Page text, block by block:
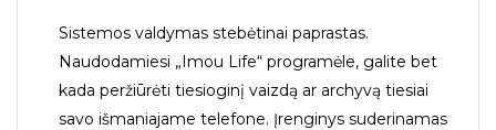
Sistemos valdymas stebėtinai paprastas.
Naudodamiesi „Imou Life“ programėle, galite bet
kada peržiūrėti tiesioginį vaizdą ar archyvą tiesiai
savo išmaniajame telefone. Įrenginys suderinamas